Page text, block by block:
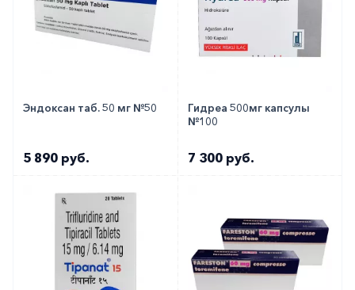
Эндоксан таб. 50 мг №50
5 890 руб.
Гидреа 500мг капсулы
№100
7 300 руб.